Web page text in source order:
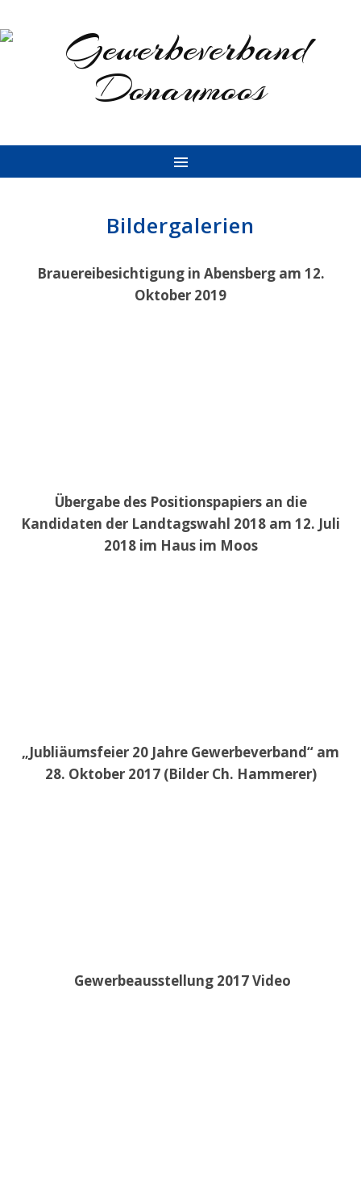
Bildergalerien
Brauereibesichtigung in Abensberg am 12.
Oktober 2019
Übergabe des Positionspapiers an die
Kandidaten der Landtagswahl 2018 am 12. Juli
2018 im Haus im Moos
„Jubliäumsfeier 20 Jahre Gewerbeverband“ am
28. Oktober 2017 (Bilder Ch. Hammerer)
Gewerbeausstellung 2017 Video